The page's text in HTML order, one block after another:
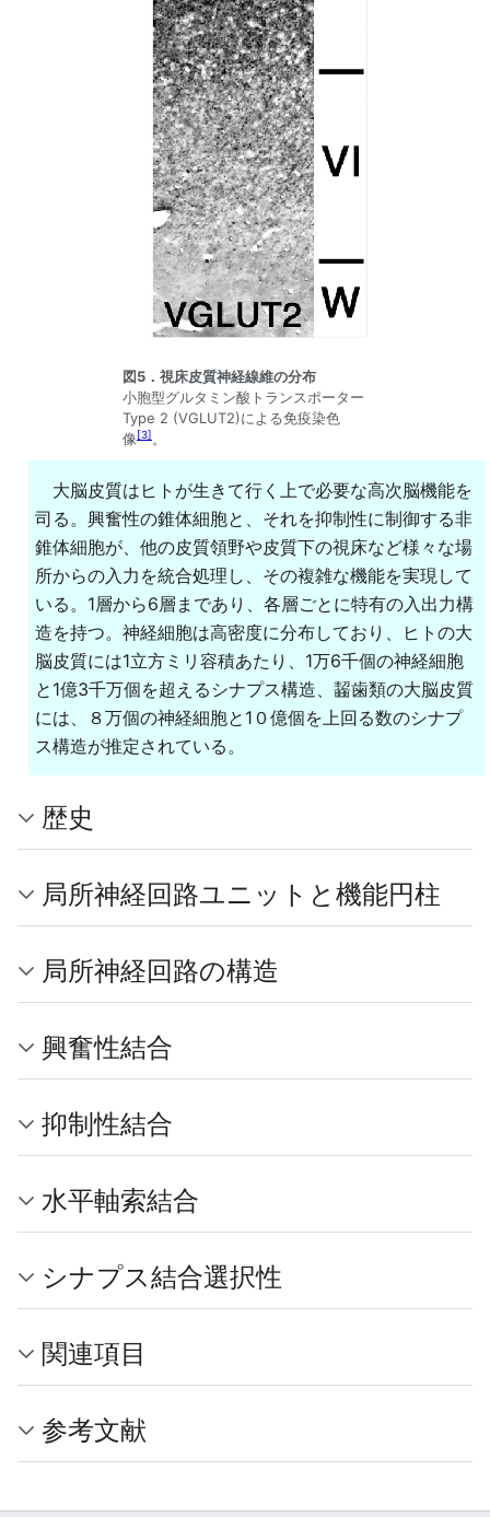
図5．視床皮質神経線維の分布
小胞型グルタミン酸トランスポーター
Type 2 (VGLUT2)による免疫染色
像[3] 。
大脳皮質はヒトが生きて行く上で必要な高次脳機能を
司る。興奮性の錐体細胞と、それを抑制性に制御する非
錐体細胞が、他の皮質領野や皮質下の視床など様々な場
所からの入力を統合処理し、その複雑な機能を実現して
いる。1層から6層まであり、各層ごとに特有の入出力構
造を持つ。神経細胞は高密度に分布しており、ヒトの大
脳皮質には1立方ミリ容積あたり、1万6千個の神経細胞
と1億3千万個を超えるシナプス構造、齧歯類の大脳皮質
には、８万個の神経細胞と1０億個を上回る数のシナプ
ス構造が推定されている。
歴史
局所神経回路ユニットと機能円柱
局所神経回路の構造
興奮性結合
抑制性結合
水平軸索結合
シナプス結合選択性
関連項目
参考文献